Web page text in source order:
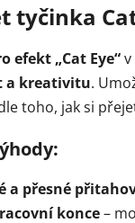
tyčinka
efekt „Cat Eye“
a kreativitu.
toho, jak si
a přesné
konce–